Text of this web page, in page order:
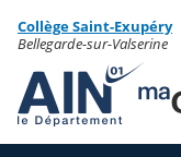
Menu de la rubrique
Contenu
Collège Saint-Exupéry
Bellegarde-sur-Valserine